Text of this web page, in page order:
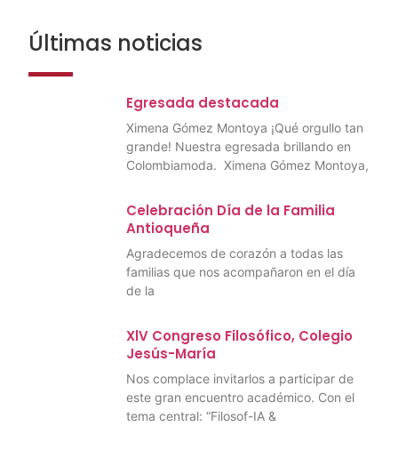
Últimas noticias
Egresada destacada
Ximena Gómez Montoya ¡Qué orgullo tan
grande! Nuestra egresada brillando en
Colombiamoda. Ximena Gómez Montoya,
Celebración Día de la Familia
Antioqueña
Agradecemos de corazón a todas las
familias que nos acompañaron en el día
de la
XlV Congreso Filosófico, Colegio
Jesús-María
Nos complace invitarlos a participar de
este gran encuentro académico. Con el
tema central: “Filosof-IA &